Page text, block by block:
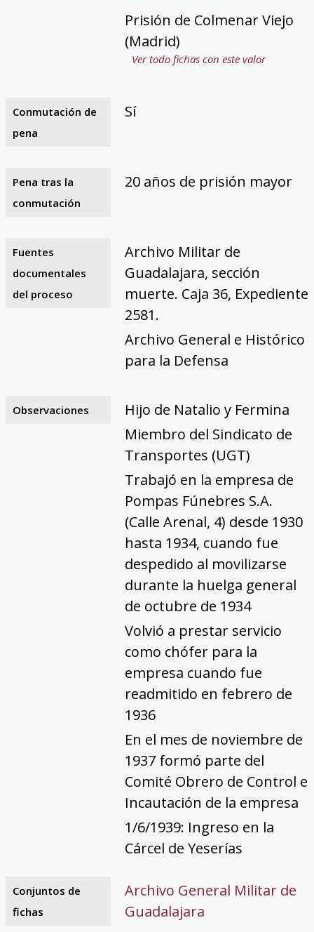
Prisión de Colmenar Viejo
(Madrid)
Ver todo fichas con este valor
Conmutación de
pena
Sí
Pena tras la
conmutación
20 años de prisión mayor
Fuentes
documentales
del proceso
Archivo Militar de
Guadalajara, sección
muerte. Caja 36, Expediente
2581.
Archivo General e Histórico
para la Defensa
Observaciones
Hijo de Natalio y Fermina
Miembro del Sindicato de
Transportes (UGT)
Trabajó en la empresa de
Pompas Fúnebres S.A.
(Calle Arenal, 4) desde 1930
hasta 1934, cuando fue
despedido al movilizarse
durante la huelga general
de octubre de 1934
Volvió a prestar servicio
como chófer para la
empresa cuando fue
readmitido en febrero de
1936
En el mes de noviembre de
1937 formó parte del
Comité Obrero de Control e
Incautación de la empresa
1/6/1939: Ingreso en la
Cárcel de Yeserías
Conjuntos de
fichas
Archivo General Militar de
Guadalajara